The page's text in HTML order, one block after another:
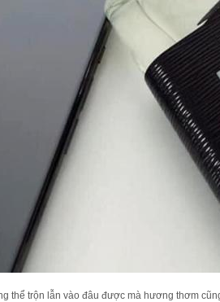
thể trộn lẫn vào đâu được mà hương thơm